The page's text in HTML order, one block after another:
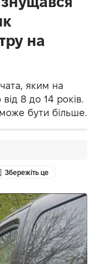
на
яким на
8 до 14 років.
бути більше.